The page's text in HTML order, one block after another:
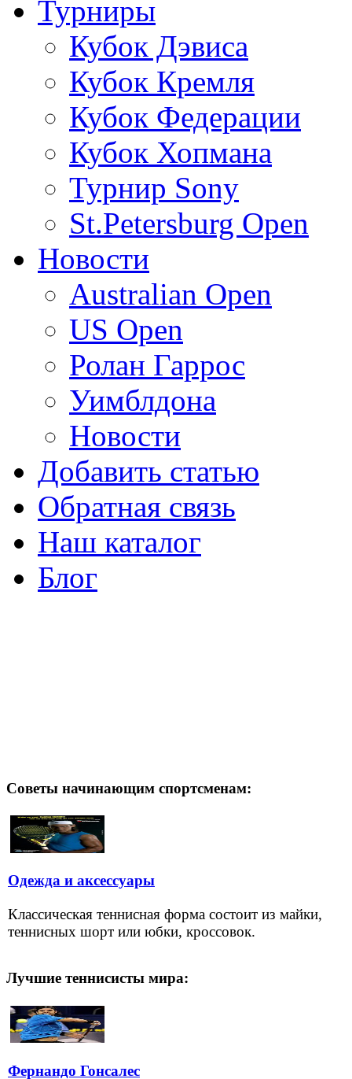
Турниры
Кубок Дэвиса
Кубок Кремля
Кубок Федерации
Кубок Хопмана
Турнир Sony
St.Petersburg Open
Новости
Australian Open
US Open
Ролан Гаррос
Уимблдона
Новости
Добавить статью
Обратная связь
Наш каталог
Блог
Советы начинающим спортсменам:
Одежда и аксессуары
Классическая теннисная форма состоит из майки,
теннисных шорт или юбки, кроссовок.
Лучшие теннисисты мира:
Фернандо Гонсалес